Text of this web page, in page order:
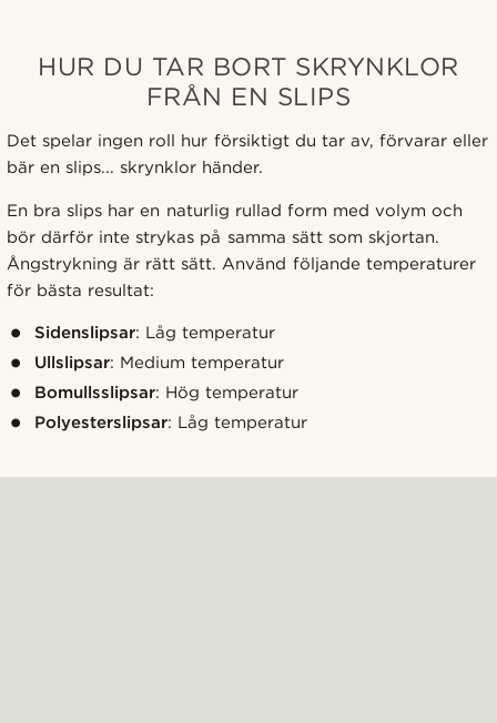
HUR DU TAR BORT SKRYNKLOR
FRÅN EN SLIPS
Det spelar ingen roll hur försiktigt du tar av, förvarar eller
bär en slips... skrynklor händer.
En bra slips har en naturlig rullad form med volym och
bör därför inte strykas på samma sätt som skjortan.
Ångstrykning är rätt sätt. Använd följande temperaturer
för bästa resultat:
Sidenslipsar: Låg temperatur
Ullslipsar: Medium temperatur
Bomullsslipsar: Hög temperatur
Polyesterslipsar: Låg temperatur